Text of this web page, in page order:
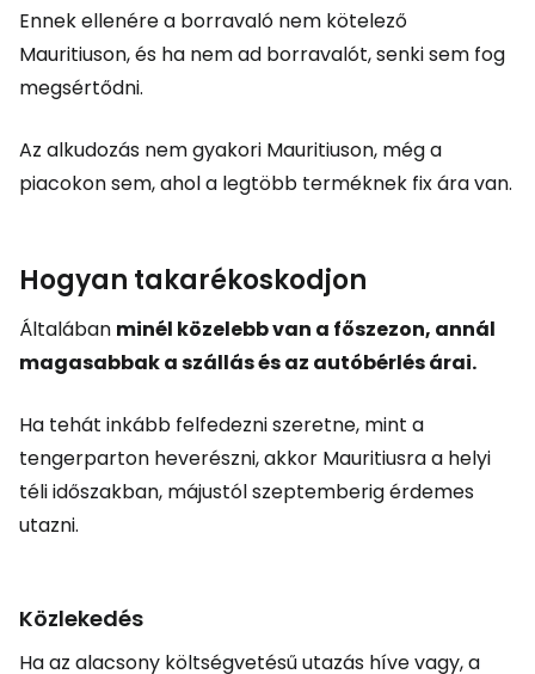
Ennek ellenére a borravaló nem kötelező
Mauritiuson, és ha nem ad borravalót, senki sem fog
megsértődni.
Az alkudozás nem gyakori Mauritiuson, még a
piacokon sem, ahol a legtöbb terméknek fix ára van.
Hogyan takarékoskodjon
Általában minél közelebb van a főszezon, annál
magasabbak a szállás és az autóbérlés árai.
Ha tehát inkább felfedezni szeretne, mint a
tengerparton heverészni, akkor Mauritiusra a helyi
téli időszakban, májustól szeptemberig érdemes
utazni.
Közlekedés
Ha az alacsony költségvetésű utazás híve vagy, a